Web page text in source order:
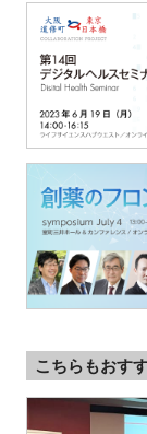
こちらもおす